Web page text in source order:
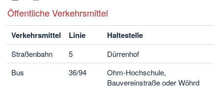
Öffentliche Verkehrsmittel
Verkehrsmittel Linie Haltestelle
Straßenbahn 5
Dürrenhof
Bus
36/94
Ohm-Hochschule,
Bauvereinstraße oder Wöhrd